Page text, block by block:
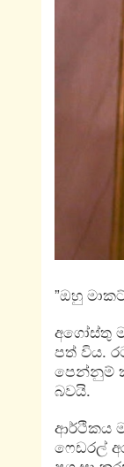
”ඔහු
අගෝස්තු
පත් විය.
පෙන්නුම්
බවයි.
ආර්ථිකය
ෆෙඩරල්